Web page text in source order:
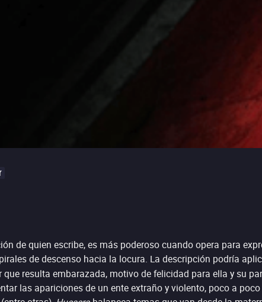
de quien escribe, es más poderoso cuando opera para
de descenso hacia la locura. La descripción podría
resulta embarazada, motivo de felicidad para ella y su
las apariciones de un ente extraño y violento, poco a